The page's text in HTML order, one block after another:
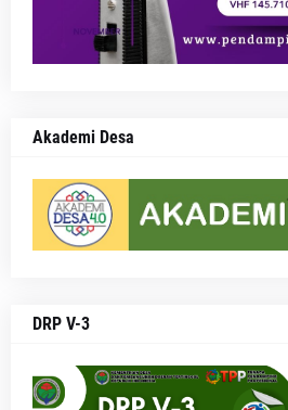
Akademi Desa
DRP V-3